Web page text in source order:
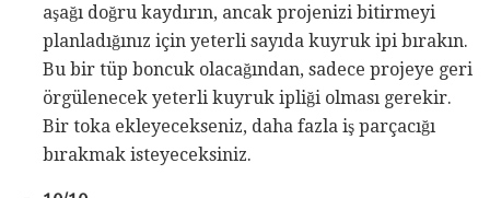
aşağı doğru kaydırın, ancak projenizi bitirmeyi
planladığınız için yeterli sayıda kuyruk ipi bırakın.
Bu bir tüp boncuk olacağından, sadece projeye geri
örgülenecek yeterli kuyruk ipliği olması gerekir.
Bir toka ekleyecekseniz, daha fazla iş parçacığı
bırakmak isteyeceksiniz.